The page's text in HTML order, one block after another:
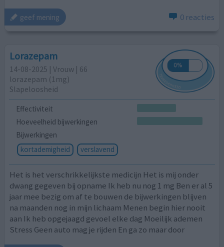
geef mening 0 reacties
Lorazepam
14-08-2025 | Vrouw | 66
lorazepam (1mg)
Slapeloosheid
Effectiviteit
Hoeveelheid bijwerkingen
Bijwerkingen
kortademigheid
verslavend
Het is het verschrikkelijkste medicijn Het is mij onder
dwang gegeven bij opname Ik heb nu nog 1 mg Ben er al 5
jaar mee bezig om af te bouwen de bijwerkingen blijven
na maanden nog in mijn lichaam Menen begin hier nooit
aan Ik heb opgejaagd gevoel elke dag Moeilijk ademen
Stress Geen auto mag je rijden En ga zo maar door